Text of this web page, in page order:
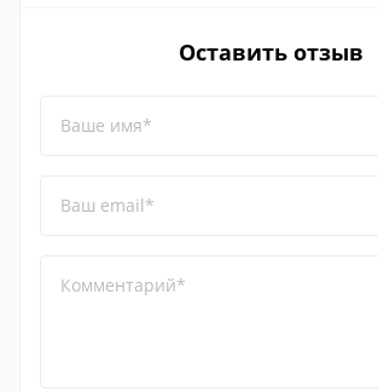
Оставить отзыв
Ваше имя*
Ваш email*
Комментарий*